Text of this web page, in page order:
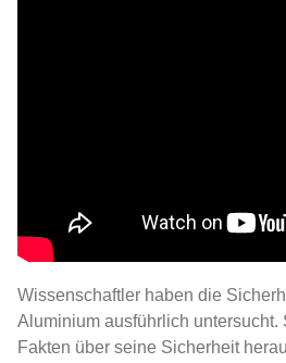
Wissenschaftler haben die
Aluminium ausführlich untersucht.
Fakten über seine Sicherheit